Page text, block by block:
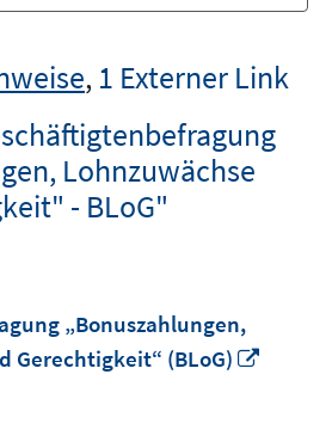
, 1 Externer Link
Lohnzuwächse
- BLoG"
„Bonuszahlungen,
Gerechtigkeit“ (BLoG)